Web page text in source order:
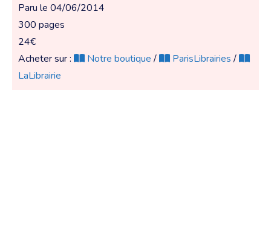
Paru le 04/06/2014
300 pages
24€
Acheter sur :
Notre boutique/ ParisLibrairies/
LaLibrairie